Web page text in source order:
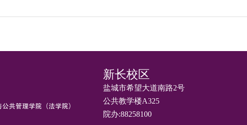
新长校区
盐城市希望大道南路2号
公共教学楼A325
院办:88258100